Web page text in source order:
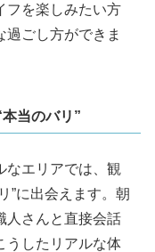
フを楽しみたい方
過ごし方ができま
当のバリ”
なエリアでは、観
”に出会えます。朝
人さんと直接会話
うしたリアルな体